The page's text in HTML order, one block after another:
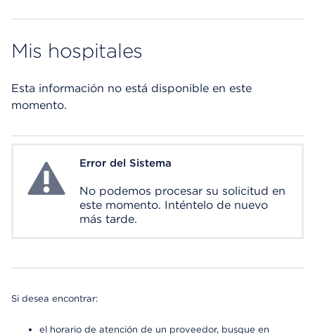
Mis hospitales
Esta información no está disponible en este
momento.
System ErrorError del Sistema
No podemos procesar su solicitud en
este momento. Inténtelo de nuevo
más tarde.
Si desea encontrar:
el horario de atención de un proveedor, busque en